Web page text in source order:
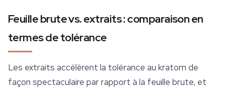
Feuille brute vs. extraits : comparaison en
termes de tolérance
Les extraits accélèrent la tolérance au kratom de
façon spectaculaire par rapport à la feuille brute, et